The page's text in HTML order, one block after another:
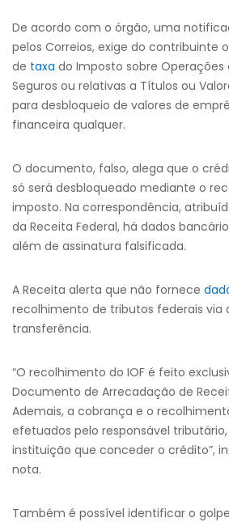
De acordo com o órgão, uma
pelos Correios, exige do contribuinte
de taxa do Imposto sobre Operações
Seguros ou relativas a Títulos ou
para desbloqueio de valores de
financeira qualquer.
O documento, falso, alega que o
só será desbloqueado mediante o
imposto. Na correspondência,
da Receita Federal, há dados
além de assinatura falsificada.
A Receita alerta que não fornece
recolhimento de tributos federais via
transferência.
“O recolhimento do IOF é feito
Documento de Arrecadação de
Ademais, a cobrança e o
efetuados pelo responsável tributário,
instituição que conceder o crédito”,
nota.
Também é possível identificar o